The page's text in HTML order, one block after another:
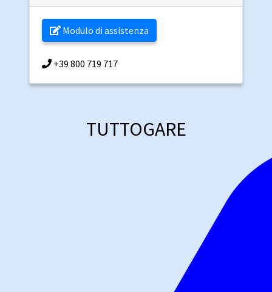
Modulo di assistenza
+39 800 719 717
TUTTOGARE